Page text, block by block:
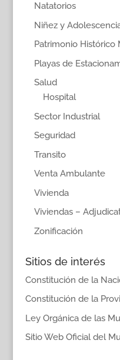
Natatorios
Niñez y
Patrimonio Histórico
Playas de
Salud
Hospital
Sector Industrial
Seguridad
Transito
Venta Ambulante
Vivienda
Viviendas –
Zonificación
Sitios de interés
Constitución de la
Constitución de la
Ley Orgánica de las
Sitio Web Oficial del